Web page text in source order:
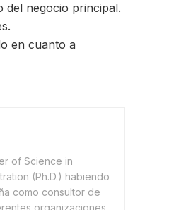
del negocio principal.
en cuanto a
of Science in
(Ph.D.) habiendo
como consultor de
organizaciones.